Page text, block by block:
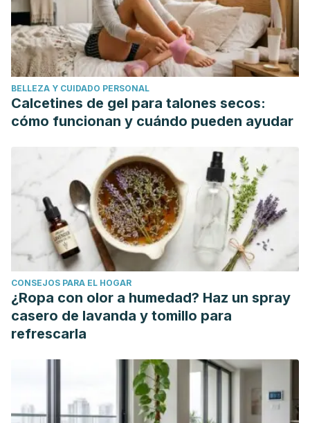
BELLEZA Y CUIDADO PERSONAL
Calcetines de gel para talones secos:
cómo funcionan y cuándo pueden ayudar
CONSEJOS PARA EL HOGAR
¿Ropa con olor a humedad? Haz un spray
casero de lavanda y tomillo para
refrescarla